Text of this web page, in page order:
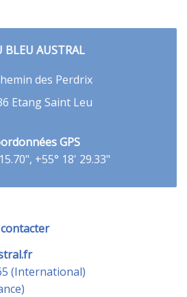
BLEU AUSTRAL
des Perdrix
Etang Saint Leu
GPS
+55° 18' 29.33"
(International)